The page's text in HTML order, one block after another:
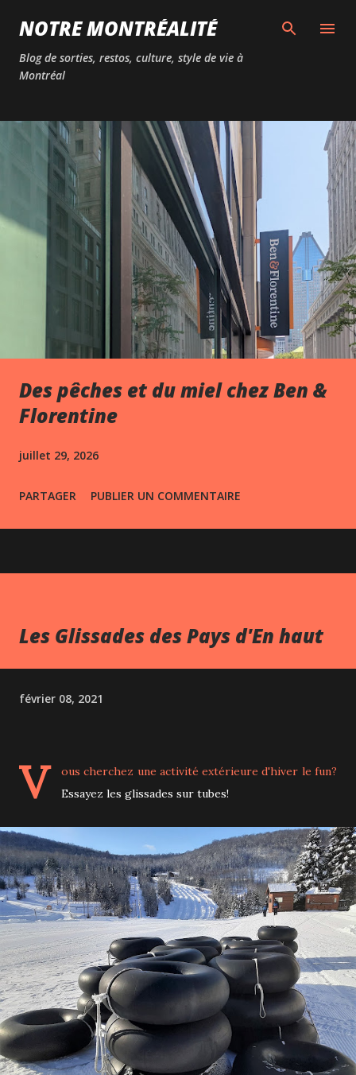
Passer au contenu principal
NOTRE MONTRÉALITÉ
Blog de sorties, restos, culture, style de vie à
Montréal
Des pêches et du miel chez Ben &
Florentine
juillet 29, 2026
PARTAGER PUBLIER UN COMMENTAIRE
Les Glissades des Pays d'En haut
février 08, 2021
V
ous cherchez une activité extérieure d'hiver le fun?
Essayez les glissades sur tubes!